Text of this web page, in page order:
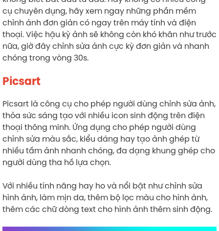
cụ chuyên dụng, hãy xem ngay những phần mềm
chỉnh ảnh đơn giản có ngay trên máy tính và điện
thoại. Việc hậu kỳ ảnh sẽ không còn khó khăn như trước
nữa, giờ đây chỉnh sửa ảnh cực kỳ đơn giản và nhanh
chóng trong vòng 30s.
Picsart
Picsart là công cụ cho phép người dùng chỉnh sửa ảnh,
thỏa sức sáng tạo với nhiều icon sinh động trên điện
thoại thông minh. Ứng dụng cho phép người dùng
chỉnh sửa màu sắc, kiểu dáng hay tạo ảnh ghép từ
nhiều tấm ảnh nhanh chóng, đa dạng khung ghép cho
người dùng tha hồ lựa chọn.
Với nhiều tính năng hay ho và nổi bật như chỉnh sửa
hình ảnh, làm mịn da, thêm bộ lọc màu cho hình ảnh,
thêm các chữ dòng text cho hình ảnh thêm sinh động.